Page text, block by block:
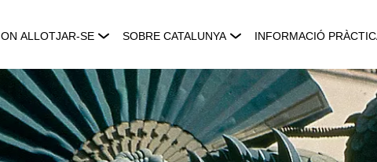
ON ALLOTJAR-SE SOBRE CATALUNYA INFORMACIÓ